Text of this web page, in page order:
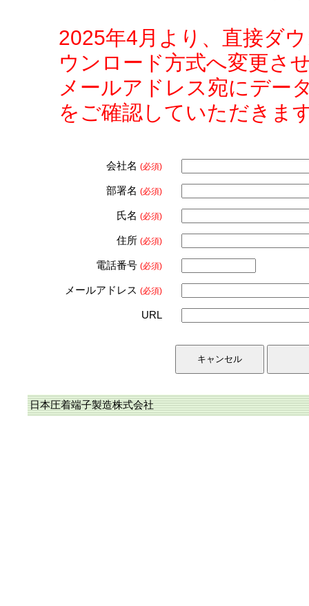
2025年4月より、直接ダ
ウンロード方式へ変更さ
メールアドレス宛にデー
をご確認していただきま
会社名 (必須)
部署名 (必須)
氏名 (必須)
住所 (必須)
電話番号 (必須)
メールアドレス (必須)
URL
日本圧着端子製造株式会社